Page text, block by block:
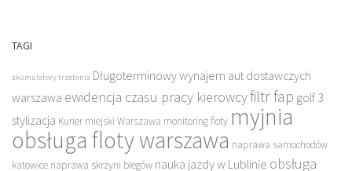
TAGI
akumulatory trzebinia Długoterminowy wynajem aut dostawczych
warszawa ewidencja czasu pracy kierowcyfiltr fap golf 3
stylizacja Kurier miejski Warszawa monitoring floty myjnia
obsługa floty warszawa naprawa samochodów
katowice naprawa skrzyni biegów nauka jazdy w Lublinie obsługa